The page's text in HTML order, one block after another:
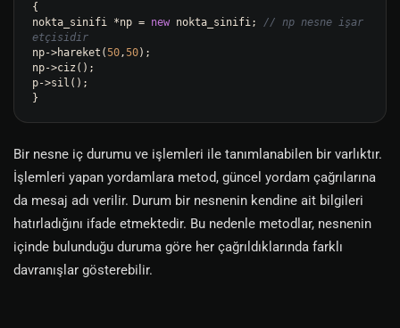
{
nokta_sinifi *np = new nokta_sinifi; // np nesne işar
etçisidir
np->hareket(50,50);
np->ciz();
p->sil();
Bir nesne iç durumu ve işlemleri ile tanımlanabilen bir varlıktır.
İşlemleri yapan yordamlara metod, güncel yordam çağrılarına
da mesaj adı verilir. Durum bir nesnenin kendine ait bilgileri
hatırladığını ifade etmektedir. Bu nedenle metodlar, nesnenin
içinde bulunduğu duruma göre her çağrıldıklarında farklı
davranışlar gösterebilir.